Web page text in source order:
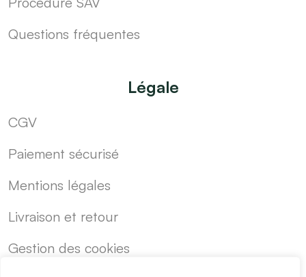
Questions fréquentes
Légale
CGV
Paiement sécurisé
Mentions légales
Livraison et retour
Gestion des cookies